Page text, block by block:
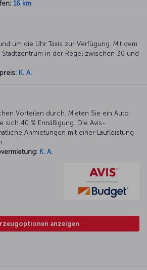
16 km
um die Uhr Taxis zur Verfügung. Mit dem
Stadtzentrum in der Regel zwischen 30 und
K. A.
Vorteilen durch. Mieten Sie ein Auto
sich 40 % Ermäßigung. Die Avis-
Anmietungen mit einer Laufleistung
K. A.
anzeigen